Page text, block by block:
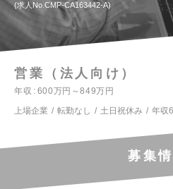
求人No.CMP-CA163442-A
営業（法人向け）
年収
600万円～849万円
上場企業
転勤なし 土日祝休み 年収
募集